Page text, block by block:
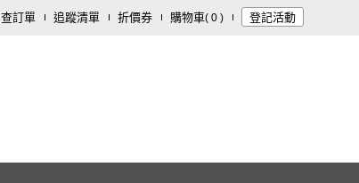
查訂單 追蹤清單 折價券 購物車( 0 ) 登記活動